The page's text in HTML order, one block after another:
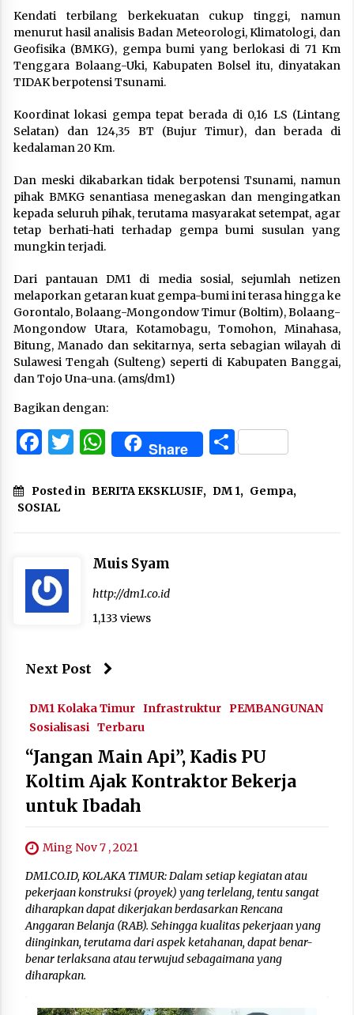
Kendati terbilang berkekuatan cukup tinggi, namun
menurut hasil analisis Badan Meteorologi, Klimatologi, dan
Geofisika (BMKG), gempa bumi yang berlokasi di 71 Km
Tenggara Bolaang-Uki, Kabupaten Bolsel itu, dinyatakan
TIDAK berpotensi Tsunami.
Koordinat lokasi gempa tepat berada di 0,16 LS (Lintang
Selatan) dan 124,35 BT (Bujur Timur), dan berada di
kedalaman 20 Km.
Dan meski dikabarkan tidak berpotensi Tsunami, namun
pihak BMKG senantiasa menegaskan dan mengingatkan
kepada seluruh pihak, terutama masyarakat setempat, agar
tetap berhati-hati terhadap gempa bumi susulan yang
mungkin terjadi.
Dari pantauan DM1 di media sosial, sejumlah netizen
melaporkan getaran kuat gempa-bumi ini terasa hingga ke
Gorontalo, Bolaang-Mongondow Timur (Boltim), Bolaang-
Mongondow Utara, Kotamobagu, Tomohon, Minahasa,
Bitung, Manado dan sekitarnya, serta sebagian wilayah di
Sulawesi Tengah (Sulteng) seperti di Kabupaten Banggai,
dan Tojo Una-una. (ams/dm1)
Bagikan dengan:
Facebook
Twitter
WhatsApp
Share Share
Posted in BERITA EKSKLUSIF, DM 1, Gempa,
SOSIAL
Muis Syam
http://dm1.co.id
1,133 views
Next Post
DM1 Kolaka Timur Infrastruktur PEMBANGUNAN
Sosialisasi Terbaru
“Jangan Main Api”, Kadis PU
Koltim Ajak Kontraktor Bekerja
untuk Ibadah
Ming Nov 7 , 2021
DM1.CO.ID, KOLAKA TIMUR: Dalam setiap kegiatan atau
pekerjaan konstruksi (proyek) yang terlelang, tentu sangat
diharapkan dapat dikerjakan berdasarkan Rencana
Anggaran Belanja (RAB). Sehingga kualitas pekerjaan yang
diinginkan, terutama dari aspek ketahanan, dapat benar-
benar terlaksana atau terwujud sebagaimana yang
diharapkan.